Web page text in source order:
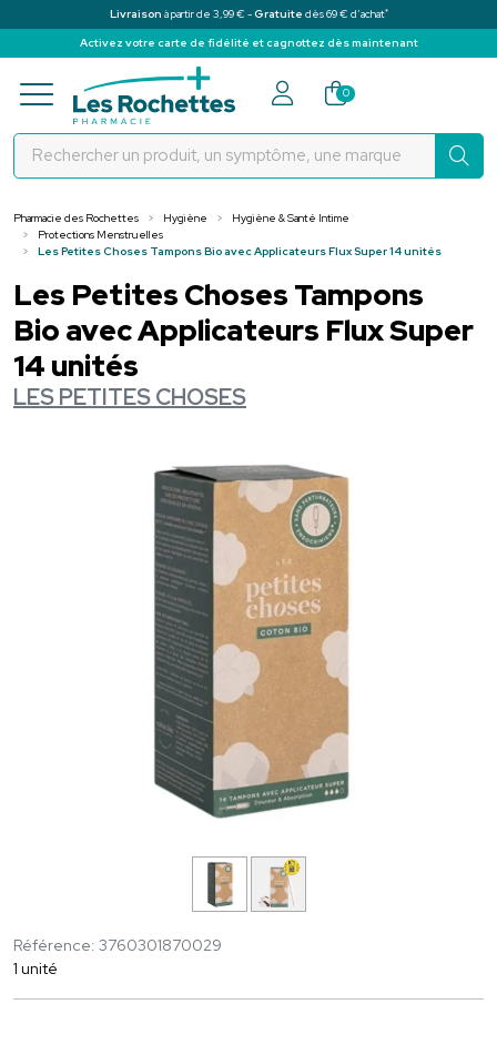
Livraison à partir de 3,99 € -Gratuite dès 69 € d’achat*
Activez votre carte de fidélité et cagnottez dès maintenant
Pharmacie des Rochettes Votre
0
Pharmacie des Rochettes Hygiène
Hygiène & Santé Intime
Protections Menstruelles
Les Petites Choses Tampons Bio avec Applicateurs Flux Super 14 unités
Les Petites Choses Tampons
Bio avec Applicateurs Flux Super
14 unités
LES PETITES CHOSES
Référence: 3760301870029
1 unité